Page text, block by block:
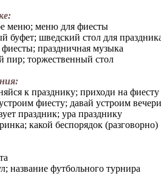
меню; меню для фиесты
шведский стол для
праздничная музыка
торжественный стол
к празднику; приходи на фиесту
фиесту; давай устроим
праздник; ура празднику
какой беспорядок (разговорно)
название футбольного турнира